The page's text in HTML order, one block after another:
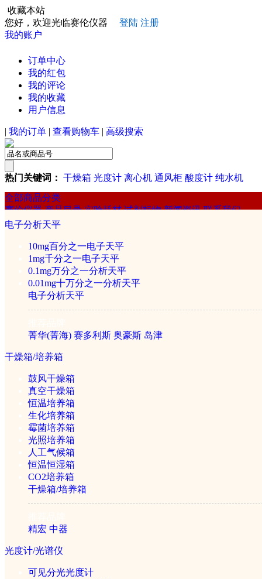
收藏本站
您好，欢迎光临赛伦仪器
登陆 注册
我的账户
订单中心
我的红包
我的评论
我的收藏
用户信息
| 我的订单 | 查看购物车 | 高级搜索
热门关键词： 干燥箱 光度计 离心机 通风柜 酸度计 纯水机
全部商品分类
电子分析天平
10mg百分之一电子天平
1mg千分之一电子天平
0.1mg万分之一分析天平
0.01mg十万分之一分析天平
电子分析天平
菁华(菁海) 赛多利斯 奥豪斯 岛津
干燥箱/培养箱
鼓风干燥箱
真空干燥箱
恒温培养箱
生化培养箱
霉菌培养箱
光照培养箱
人工气候箱
恒温恒湿箱
CO2培养箱
干燥箱/培养箱
精宏 中器
光度计/光谱仪
可见分光光度计
赛伦仪器产品目录 实验耗材 试剂标物 新闻资讯 联系我们
混合/分离设备
实验室离心机
高速离心机
大容量离心机
冷冻离心机
移液器/分液器
振荡器/摇床
均质器
粉碎机